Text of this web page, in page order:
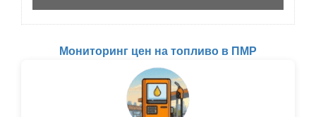
Мониторинг цен на топливо в ПМР